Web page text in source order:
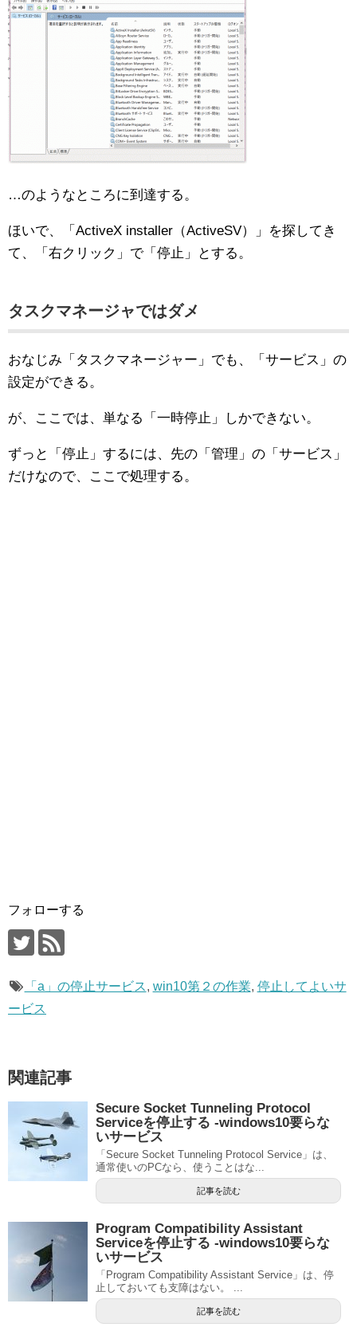
…のようなところに到達する。
ほいで、「ActiveX installer（ActiveSV）」を探してき
て、「右クリック」で「停止」とする。
タスクマネージャではダメ
おなじみ「タスクマネージャー」でも、「サービス」の
設定ができる。
が、ここでは、単なる「一時停止」しかできない。
ずっと「停止」するには、先の「管理」の「サービス」
だけなので、ここで処理する。
フォローする
「a」の停止サービス, win10第２の作業, 停止してよいサ
ービス
関連記事
Secure Socket Tunneling Protocol
Serviceを停止する ‐windows10要らな
いサービス
「Secure Socket Tunneling Protocol Service」は、
通常使いのPCなら、使うことはな...
記事を読む
Program Compatibility Assistant
Serviceを停止する ‐windows10要らな
いサービス
「Program Compatibility Assistant Service」は、停
止しておいても支障はない。 ...
記事を読む